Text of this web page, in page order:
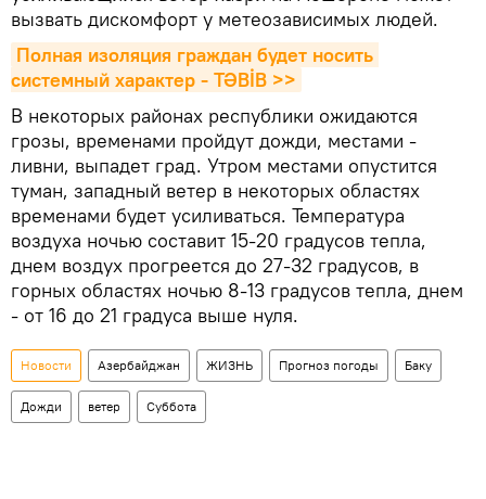
вызвать дискомфорт у метеозависимых людей.
Полная изоляция граждан будет носить
системный характер - TƏBİB >>
В некоторых районах республики ожидаются
грозы, временами пройдут дожди, местами -
ливни, выпадет град. Утром местами опустится
туман, западный ветер в некоторых областях
временами будет усиливаться. Температура
воздуха ночью составит 15-20 градусов тепла,
днем воздух прогреется до 27-32 градусов, в
горных областях ночью 8-13 градусов тепла, днем
- от 16 до 21 градуса выше нуля.
Новости Азербайджан ЖИЗНЬ Прогноз погоды Баку
Дожди ветер Суббота